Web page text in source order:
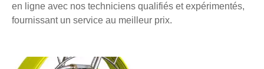
en ligne avec nos techniciens qualifiés et expérimentés,
fournissant un service au meilleur prix.